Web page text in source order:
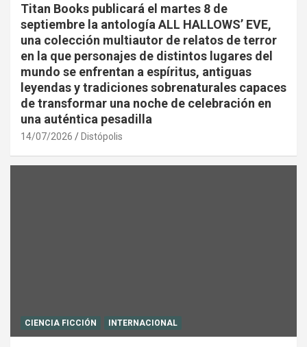
Titan Books publicará el martes 8 de
septiembre la antología ALL HALLOWS’ EVE,
una colección multiautor de relatos de terror
en la que personajes de distintos lugares del
mundo se enfrentan a espíritus, antiguas
leyendas y tradiciones sobrenaturales capaces
de transformar una noche de celebración en
una auténtica pesadilla
14/07/2026 Distópolis
CIENCIA FICCIÓN INTERNACIONAL